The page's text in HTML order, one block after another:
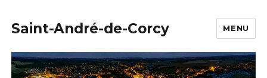
Saint-André-de-Corcy MENU